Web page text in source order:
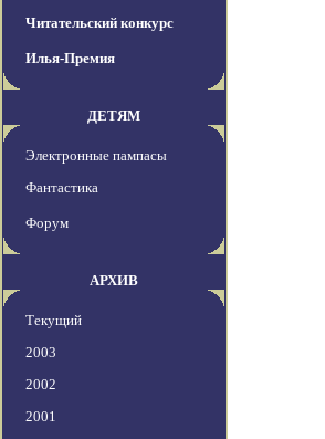
Читательский конкурс
Илья-Премия
ДЕТЯМ
Электронные пампасы
Фантастика
Форум
АРХИВ
Текущий
2003
2002
2001